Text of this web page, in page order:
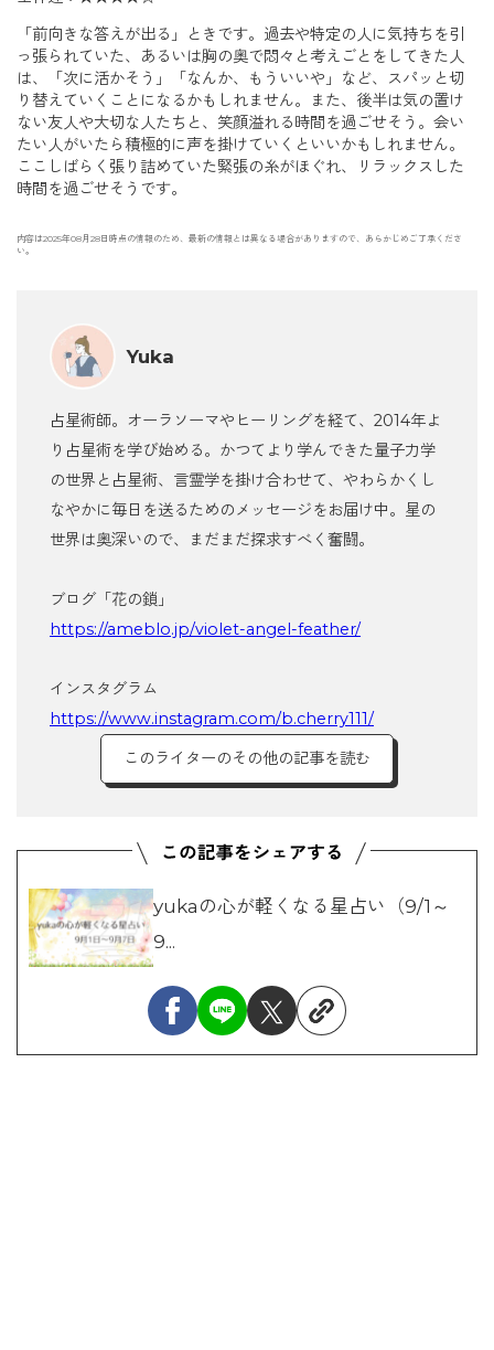
「前向きな答えが出る」ときです。過去や特定の人に気持ちを引
っ張られていた、あるいは胸の奥で悶々と考えごとをしてきた人
は、「次に活かそう」「なんか、もういいや」など、スパッと切
り替えていくことになるかもしれません。また、後半は気の置け
ない友人や大切な人たちと、笑顔溢れる時間を過ごせそう。会い
たい人がいたら積極的に声を掛けていくといいかもしれません。
ここしばらく張り詰めていた緊張の糸がほぐれ、リラックスした
時間を過ごせそうです。
内容は2025年08月28日時点の情報のため、最新の情報とは異なる場合がありますので、あらかじめご了承くださ
い。
Yuka
占星術師。オーラソーマやヒーリングを経て、2014年よ
り占星術を学び始める。かつてより学んできた量子力学
の世界と占星術、言霊学を掛け合わせて、やわらかくし
なやかに毎日を送るためのメッセージをお届け中。星の
世界は奥深いので、まだまだ探求すべく奮闘。
ブログ「花の鎖」
https://ameblo.jp/violet-angel-feather/
インスタグラム
https://www.instagram.com/b.cherry111/
このライターのその他の記事を読む
yukaの心が軽くなる星占い（9/1～
9...